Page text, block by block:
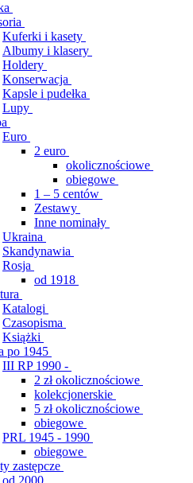
Kuferki i kasety
Albumy i klasery
Holdery
Konserwacja
Kapsle i pudełka
Lupy
Euro
2 euro
okolicznościowe
obiegowe
1 – 5 centów
Zestawy
Inne nominały
Ukraina
Skandynawia
Rosja
od 1918
Katalogi
Czasopisma
Książki
po 1945
III RP 1990 -
2 zł okolicznościowe
kolekcjonerskie
5 zł okolicznościowe
obiegowe
PRL 1945 - 1990
obiegowe
zastępcze
od 2000